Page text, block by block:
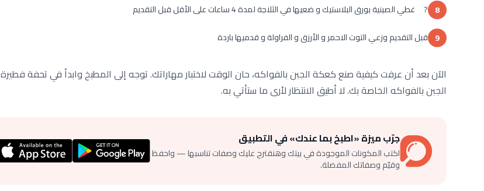
8 ? غطي الصينية بورق البلاستيك و ضعيها في الثلاجة لمدة 4 ساعات على الأقل قبل التقديم
9 قبل التقديم وزعي التوت الاحمر و الأرزق و الفراولة و قدميها باردة
الآن بعد أن عرفت كيفية صنع كعكة الجبن بالفواكه، حان الوقت لاختبار مهاراتك. توجه إلى المطبخ وابدأ في تحفة فطيرة
الجبن بالفواكه الخاصة بك. لا أطيق الانتظار لأرى ما ستأتي به.
جرّب ميزة «اطبخ بما عندك» في التطبيق
اكتب المكونات الموجودة في بيتك وهنقترح عليك وصفات تناسبها — واحفظ
وقيّم وصفاتك المفضلة.